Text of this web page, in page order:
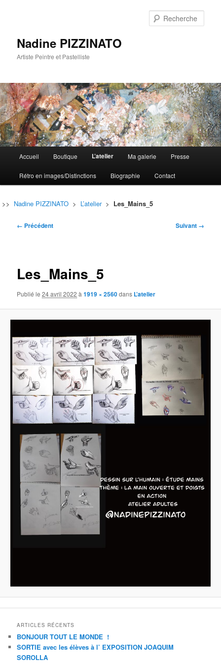
Nadine PIZZINATO
Artiste Peintre et Pastelliste
principal
Aller
au
contenu
principal
Aller
au
contenu
secondaire
Accueil Boutique L’atelier Ma galerie Presse
Rétro en images/Distinctions Biographie Contact
>> Nadine PIZZINATO > L’atelier> Les_Mains_5
Navigation
← Précédent Suivant →
Les_Mains_5
Publié le24 avril 2022 à1919 × 2560dans L’atelier
ARTICLES RÉCENTS
BONJOUR TOUT LE MONDE !
SORTIE avec les élèves à l’ EXPOSITION JOAQUIM
SOROLLA